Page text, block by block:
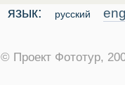
язык: русский
© Проект Фототур,